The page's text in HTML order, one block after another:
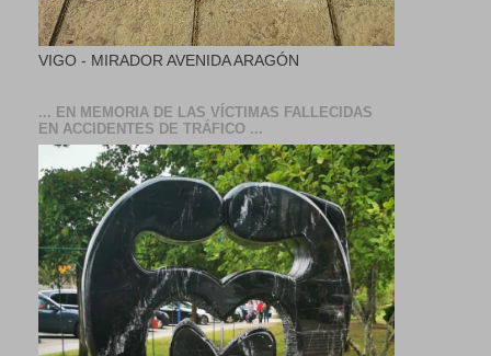
VIGO - MIRADOR AVENIDA ARAGÓN
... EN MEMORIA DE LAS VÍCTIMAS FALLECIDAS
EN ACCIDENTES DE TRÁFICO ...